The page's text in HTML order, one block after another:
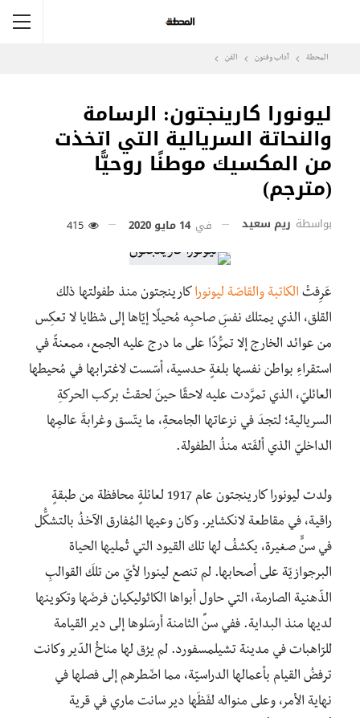
المحطة آداب وفنون الفن
ليونورا كارينجتون: الرسامة
والنحاتة السريالية التي اتخذت
من المكسيك موطنًا روحيًّا
(مترجم)
بواسطة ريم سعيد في 14 مايو 2020
عَرِفتْ الكاتبة والقاصّة ليونورا كارينجتون منذ طفولتها ذلك
القلق، الذي يمتلك نفسَِ صاحبِه مُحيلًا إيّاها إلى شظايا لا تعكِس
من عوائد الخارج إلا تمرُّدًا على ما درج عليه الجمع، ممعنةً في
استقراءِ بواطن نفسها بلغةٍ حدسية، أسّست لاغترابها في مُحيطها
العائليّ، الذي تمرَّدت عليه لاحقًا حينَ لحقتْ بركب الحركةِ
السريالية؛ لتجدَ في نزعاتها الجامحةِ، ما يتّسق وغرابةَ عالمِها
الداخليّ الذي ألفَته منذُ الطفولة.
ولدت ليونورا كارينجتون عام 1917 لعائلةٍ محافظة من طبقةٍ
راقية، في مقاطعة لانكشاير. وكان وعيها المُفارق الآخذُ بالتشكُّل
في سنٍّ صغيرة، يكشفُ لها تلك القيود التي تُمليها الحياة
البرجوازيّة على أصحابها. لم تنصع لينورا لأيّ من تلكَ القوالبِ
الذّهنية الصارمة، التي حاول أبواها الكاثوليكيان فرضَها وتكوينها
لديها منذ البداية. ففي سنِّ الثامنة أرسَلوها إلى دير القيامة
للرّاهبات في مدينة تشيلمسفورد. لم يرُق لها مناخُ الدّير وكانت
ترفضُ القيام بأعمالها الدراسيّة، مما اضّطرهم إلى فصلها في
نهاية الأمر، وعلى منواله لفَظَها دير سانت ماري في قرية